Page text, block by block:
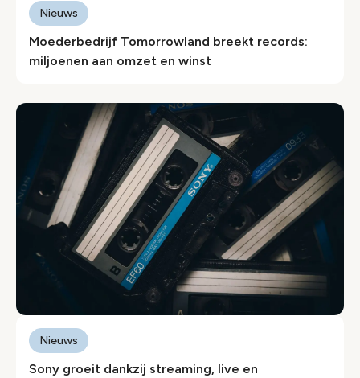
Moederbedrijf Tomorrowland breekt records:
miljoenen aan omzet en winst
Nieuws
Sony groeit dankzij streaming, live en
Nieuws